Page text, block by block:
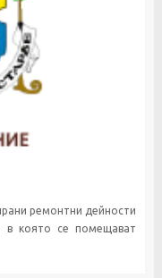
ремонтни дейности
в която се помещават